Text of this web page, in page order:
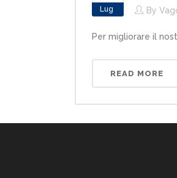
Lug By
Per migliorare il
READ MORE